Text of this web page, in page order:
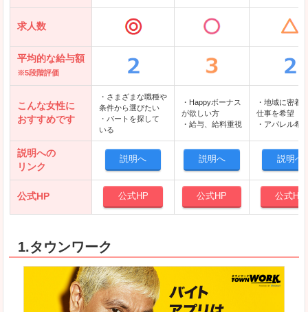
クリーデンス
テンプスタッフ
アパレル転職なび
求人数
平均的な給与額
※5段階評価
こんな女性に
おすすめです
・さまざまな職種や
条件から選びたい
・パートを探して
いる
・Happyボーナス
が欲しい方
・給与、給料重視
・地域に密着
仕事を希望
・アパレル希
説明への
リンク
説明へ 説明へ 説明へ
公式HP 公式HP 公式HP 公式HP
1.タウンワーク